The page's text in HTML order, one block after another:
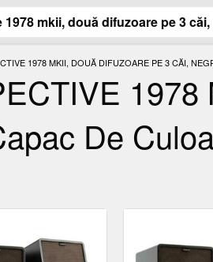
1978 MKII, DOUĂ DIFUZOARE PE 3 CĂI,
De